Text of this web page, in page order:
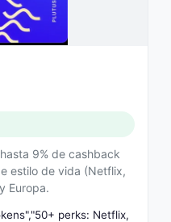
9% de cashback
estilo de vida (Netflix,
Europa.
perks: Netflix,